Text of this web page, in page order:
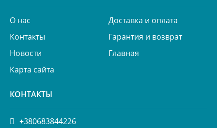
О нас
Доставка и оплата
Контакты
Гарантия и возврат
Новости
Главная
Карта сайта
КОНТАКТЫ
+380683844226